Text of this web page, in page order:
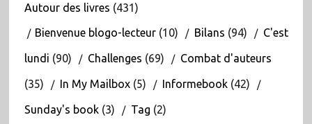
Autour des livres (431)
Bienvenue blogo-lecteur(10) Bilans (94) C'est
lundi (90) Challenges (69) Combat d'auteurs
(35) In My Mailbox(5) Informebook(42)
Sunday's book(3) Tag (2)